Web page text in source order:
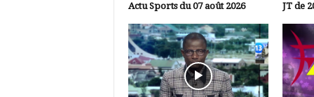
Actu Sports du 07 août 2026 JT de